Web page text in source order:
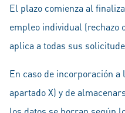
El plazo comienza al
empleo individual (rechazo
aplica a todas sus
En caso de incorporación a
apartado X) y de